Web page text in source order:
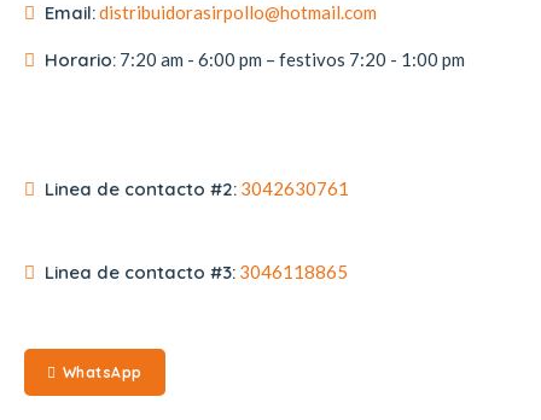
Email:distribuidorasirpollo@hotmail.com
Horario: 7:20 am - 6:00 pm – festivos 7:20 - 1:00 pm
Linea de contacto #2: 3042630761
Linea de contacto #3: 3046118865
WhatsApp